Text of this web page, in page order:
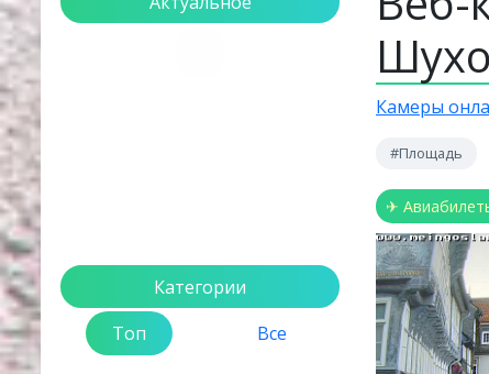
Категории
Топ
Все
Камеры
#Площадь
✈